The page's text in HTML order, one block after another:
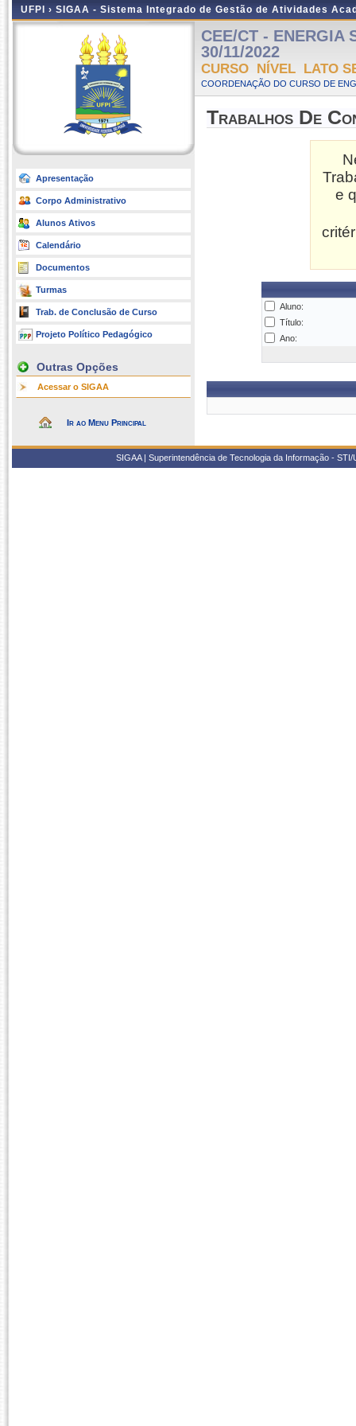
UFPI › SIGAA - Sistema Integrado de Gestão de Atividades
Apresentação
Corpo Administrativo
Alunos Ativos
Calendário
Documentos
Turmas
Trab. de Conclusão de Curso
Projeto Político Pedagógico
Outras Opções
Acessar o SIGAA
Ir ao Menu Principal
CEE/CT - ENERGIA
30/11/2022
CURSO NÍVEL LATO
COORDENAÇÃO DO CURSO DE
Trabalhos De
e
Aluno:
Título:
Ano:
SIGAA | Superintendência de Tecnologia da Informação -